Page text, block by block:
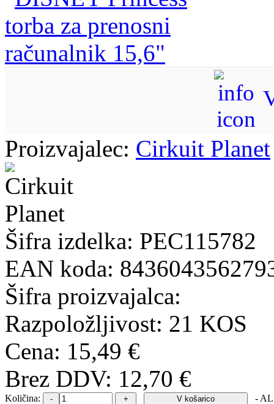
Proizvajalec: Cirkuit Planet
Šifra izdelka: PEC115782
EAN koda:
Šifra proizvajalca:
Razpoložljivost: 21 KOS
Cena: 15,49 €
Brez DDV: 12,70 €
Količina:
-